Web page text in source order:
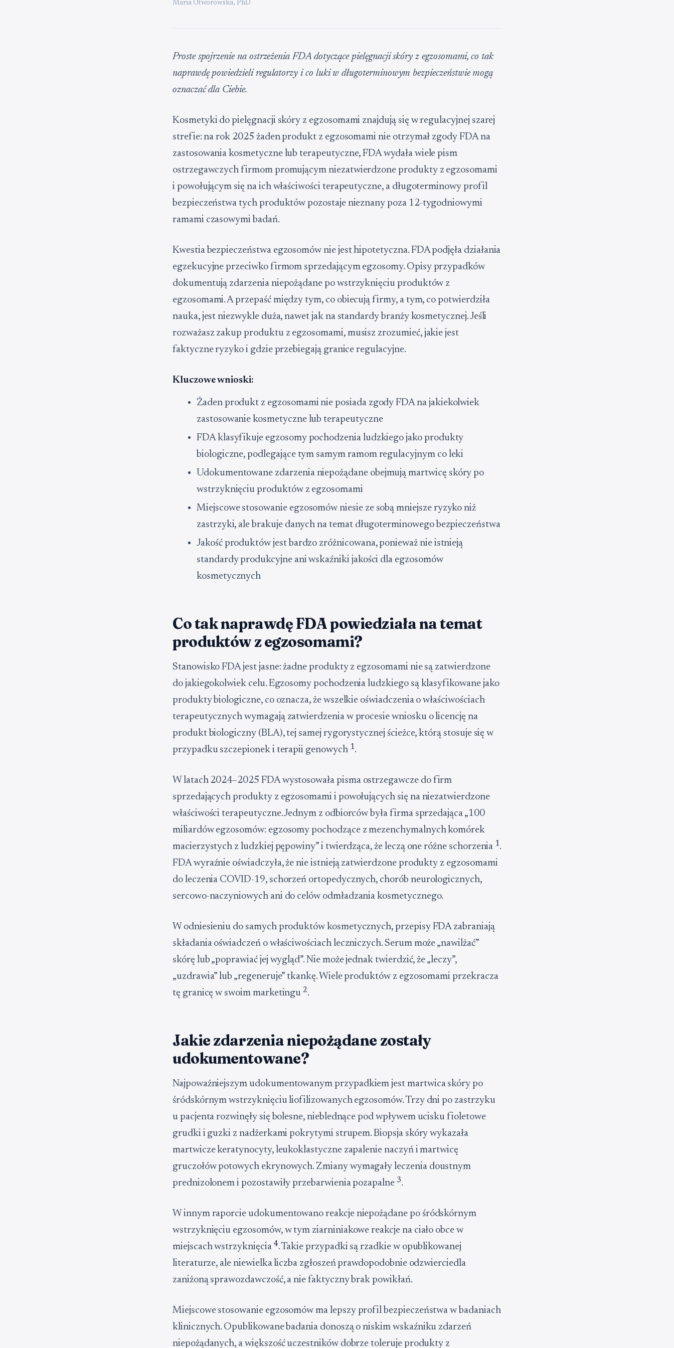
Maria Otworowska, PhD
Proste spojrzenie na ostrzeżenia FDA dotyczące pielęgnacji skóry z egzosomami, co tak
naprawdę powiedzieli regulatorzy i co luki w długoterminowym bezpieczeństwie mogą
oznaczać dla Ciebie.
Kosmetyki do pielęgnacji skóry z egzosomami znajdują się w regulacyjnej szarej
strefie: na rok 2025 żaden produkt z egzosomami nie otrzymał zgody FDA na
zastosowania kosmetyczne lub terapeutyczne, FDA wydała wiele pism
ostrzegawczych firmom promującym niezatwierdzone produkty z egzosomami
i powołującym się na ich właściwości terapeutyczne, a długoterminowy profil
bezpieczeństwa tych produktów pozostaje nieznany poza 12-tygodniowymi
ramami czasowymi badań.
Kwestia bezpieczeństwa egzosomów nie jest hipotetyczna. FDA podjęła działania
egzekucyjne przeciwko firmom sprzedającym egzosomy. Opisy przypadków
dokumentują zdarzenia niepożądane po wstrzyknięciu produktów z
egzosomami. A przepaść między tym, co obiecują firmy, a tym, co potwierdziła
nauka, jest niezwykle duża, nawet jak na standardy branży kosmetycznej. Jeśli
rozważasz zakup produktu z egzosomami, musisz zrozumieć, jakie jest
faktyczne ryzyko i gdzie przebiegają granice regulacyjne.
Kluczowe wnioski:
Żaden produkt z egzosomami nie posiada zgody FDA na jakiekolwiek
zastosowanie kosmetyczne lub terapeutyczne
FDA klasyfikuje egzosomy pochodzenia ludzkiego jako produkty
biologiczne, podlegające tym samym ramom regulacyjnym co leki
Udokumentowane zdarzenia niepożądane obejmują martwicę skóry po
wstrzyknięciu produktów z egzosomami
Miejscowe stosowanie egzosomów niesie ze sobą mniejsze ryzyko niż
zastrzyki, ale brakuje danych na temat długoterminowego bezpieczeństwa
Jakość produktów jest bardzo zróżnicowana, ponieważ nie istnieją
standardy produkcyjne ani wskaźniki jakości dla egzosomów
kosmetycznych
Co tak naprawdę FDA powiedziała na temat
produktów z egzosomami?
Stanowisko FDA jest jasne: żadne produkty z egzosomami nie są zatwierdzone
do jakiegokolwiek celu. Egzosomy pochodzenia ludzkiego są klasyfikowane jako
produkty biologiczne, co oznacza, że wszelkie oświadczenia o właściwościach
terapeutycznych wymagają zatwierdzenia w procesie wniosku o licencję na
produkt biologiczny (BLA), tej samej rygorystycznej ścieżce, którą stosuje się w
przypadku szczepionek i terapii genowych 1.
W latach 2024–2025 FDA wystosowała pisma ostrzegawcze do firm
sprzedających produkty z egzosomami i powołujących się na niezatwierdzone
właściwości terapeutyczne. Jednym z odbiorców była firma sprzedająca „100
miliardów egzosomów: egzosomy pochodzące z mezenchymalnych komórek
macierzystych z ludzkiej pępowiny” i twierdząca, że leczą one różne schorzenia1.
FDA wyraźnie oświadczyła, że nie istnieją zatwierdzone produkty z egzosomami
do leczenia COVID-19, schorzeń ortopedycznych, chorób neurologicznych,
sercowo-naczyniowych ani do celów odmładzania kosmetycznego.
W odniesieniu do samych produktów kosmetycznych, przepisy FDA zabraniają
składania oświadczeń o właściwościach leczniczych. Serum może „nawilżać”
skórę lub „poprawiać jej wygląd”. Nie może jednak twierdzić, że „leczy”,
„uzdrawia” lub „regeneruje” tkankę. Wiele produktów z egzosomami przekracza
tę granicę w swoim marketingu2.
Jakie zdarzenia niepożądane zostały
udokumentowane?
Najpoważniejszym udokumentowanym przypadkiem jest martwica skóry po
śródskórnym wstrzyknięciu liofilizowanych egzosomów. Trzy dni po zastrzyku
u pacjenta rozwinęły się bolesne, nieblednące pod wpływem ucisku fioletowe
grudki i guzki z nadżerkami pokrytymi strupem. Biopsja skóry wykazała
martwicze keratynocyty, leukoklastyczne zapalenie naczyń i martwicę
gruczołów potowych ekrynowych. Zmiany wymagały leczenia doustnym
prednizolonem i pozostawiły przebarwienia pozapalne 3.
W innym raporcie udokumentowano reakcje niepożądane po śródskórnym
wstrzyknięciu egzosomów, w tym ziarniniakowe reakcje na ciało obce w
miejscach wstrzyknięcia 4. Takie przypadki są rzadkie w opublikowanej
literaturze, ale niewielka liczba zgłoszeń prawdopodobnie odzwierciedla
zaniżoną sprawozdawczość, a nie faktyczny brak powikłań.
Miejscowe stosowanie egzosomów ma lepszy profil bezpieczeństwa w badaniach
klinicznych. Opublikowane badania donoszą o niskim wskaźniku zdarzeń
niepożądanych, a większość uczestników dobrze toleruje produkty z